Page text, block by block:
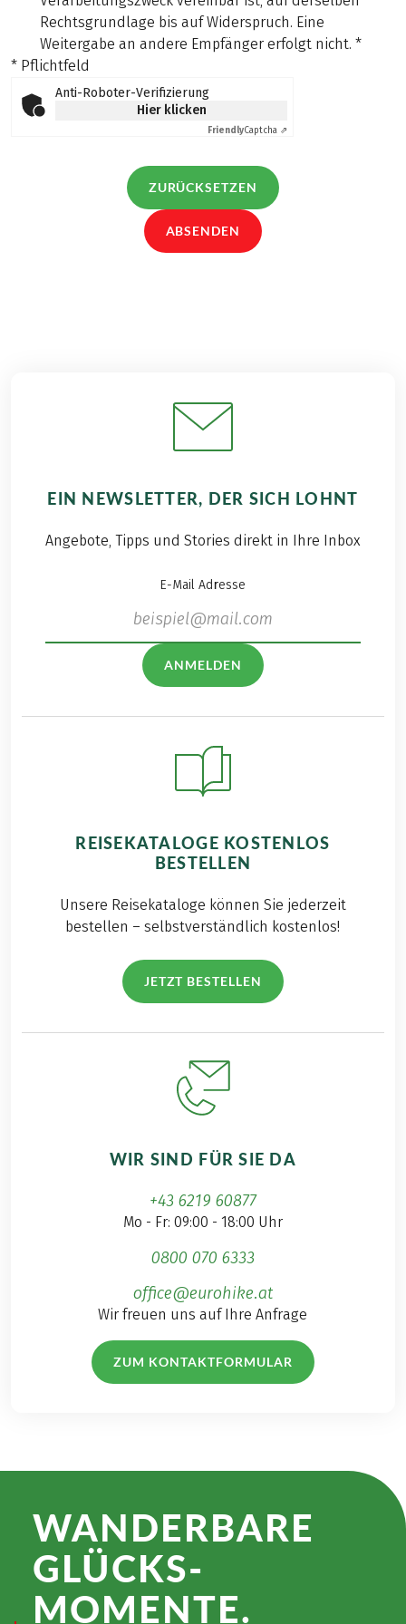
Rechtsgrundlage bis auf Widerspruch. Eine
Weitergabe an andere Empfänger erfolgt nicht. *
* Pflichtfeld
Anti-Roboter-Verifizierung
Hier klicken
FriendlyCaptcha ⇗
ZURÜCKSETZEN
ABSENDEN
EIN NEWSLETTER, DER SICH LOHNT
Angebote, Tipps und Stories direkt in Ihre Inbox
E-Mail Adresse
ANMELDEN
REISEKATALOGE KOSTENLOS
BESTELLEN
Unsere Reisekataloge können Sie jederzeit
bestellen – selbstverständlich kostenlos!
JETZT BESTELLEN
WIR SIND FÜR SIE DA
+43 6219 60877
Mo - Fr: 09:00 - 18:00 Uhr
0800 070 6333
office@eurohike.at
Wir freuen uns auf Ihre Anfrage
ZUM KONTAKTFORMULAR
WANDER­BARE
GLÜCKS­
MOMENTE.